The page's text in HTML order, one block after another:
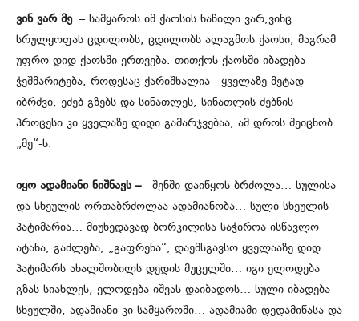
ვინ ვარ მე – სამყაროს იმ ქაოსის ნაწილი ვარ,ვინც
სრულყოფას ცდილობს, ცდილობს ალაგმოს ქაოსი, მაგრამ
უფრო დიდ ქაოსში ერთვება. თითქოს ქაოსში იბადება
ჭეშმარიტება, როდესაც ქარიშხალია ყველაზე მეტად
იბრძვი, ეძებ გზებს და სინათლეს, სინათლის ძებნის
პროცესი კი ყველაზე დიდი გამარჯვებაა, ამ დროს შეიცნობ
„მე“-ს.
იყო ადამიანი ნიშნავს – შენში დაიწყოს ბრძოლა… სულისა
და სხეულის ორთაბრძოლაა ადამიანობა… სული სხეულის
პატიმარია… მიუხედავად ბორკილისა საჭიროა ისწავლო
ატანა, გაძლება, „გაფრენა“, დაემსგავსო ყველააზე დიდ
პატიმარს ახალშობილს დედის მუცელში… იგი ელოდება
გზას სიახლეს, ელოდება იშვას დაიბადოს… სული იბადება
სხეულში, ადამიანი კი სამყაროში… ადამიამი დედამიწასა და